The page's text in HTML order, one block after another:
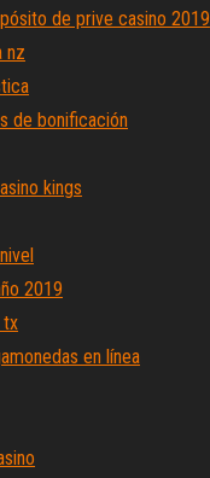
de prive casino 2019
nz
de bonificación
kings
2019
tx
en línea